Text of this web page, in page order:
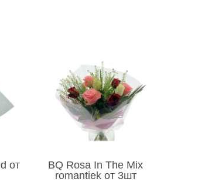
от
BQ Rosa In The Mix
romantiek от 3шт